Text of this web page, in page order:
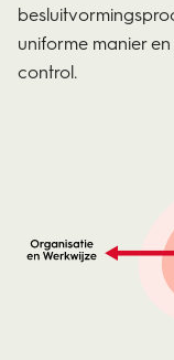
uniforme manier
control.